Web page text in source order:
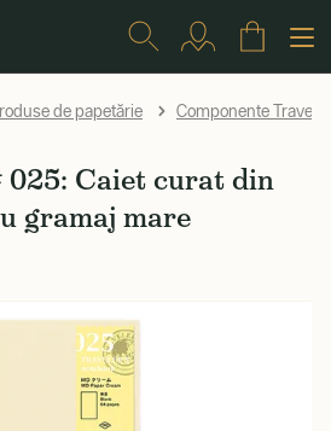
de papetărie Componente
025: Caiet curat din
gramaj mare